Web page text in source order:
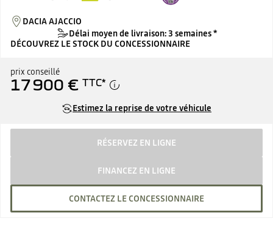
DACIA AJACCIO
Délai moyen de livraison: 3 semaines *
DÉCOUVREZ LE STOCK DU CONCESSIONNAIRE
prix conseillé
17 900 € TTC*
Estimez la reprise de votre véhicule
RÉSERVEZ EN LIGNE
FINANCEZ EN LIGNE
CONTACTEZ LE CONCESSIONNAIRE